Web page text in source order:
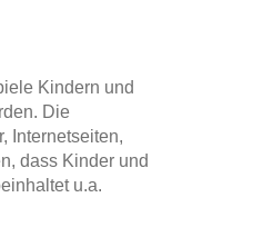
Kindern und
Die
Internetseiten,
dass Kinder und
u.a.